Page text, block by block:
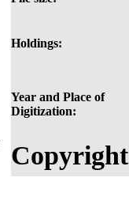
Holdings:
Year and Place of
Digitization: